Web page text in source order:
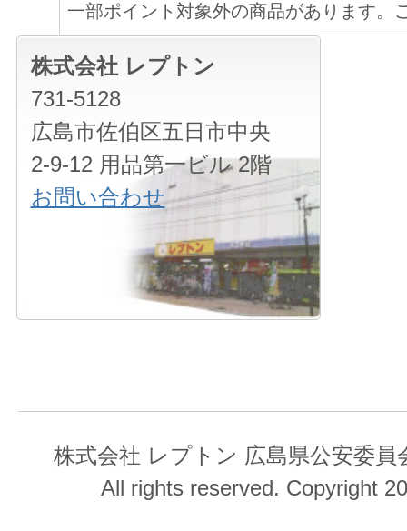
株式会社 レプトン
731-5128
広島市佐伯区五日市中央
2-9-12 用品第一ビル 2階
お問い合わせ
一部ポイント対象外の商品があります。
株式会社 レプトン 広島県公安委員
All rights reserved. Copyright